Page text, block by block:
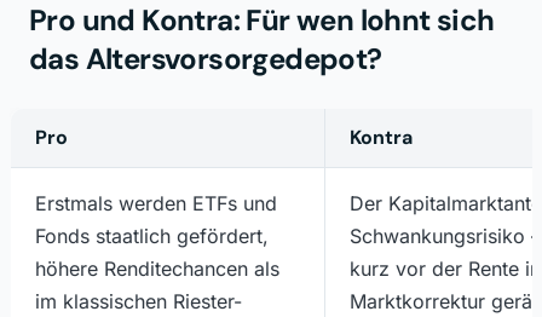
Pro und Kontra: Für wen lohnt sich
das Altersvorsorgedepot?
Pro Kontra
Erstmals werden ETFs und
Fonds staatlich gefördert,
höhere Renditechancen als
im klassischen Riester-
Der
Schwankungsrisiko
kurz vor der Rente
Marktkorrektur